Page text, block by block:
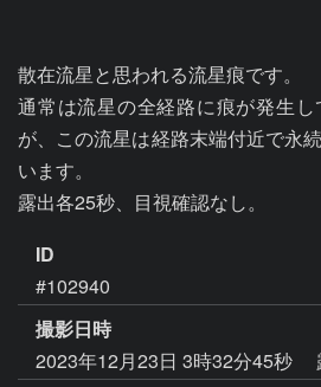
散在流星と思われる流星痕です。
通常は流星の全経路に痕が発生
が、この流星は経路末端付近で永
います。
露出各25秒、目視確認なし。
ID
#102940
撮影日時
2023年12月23日 3時32分45秒